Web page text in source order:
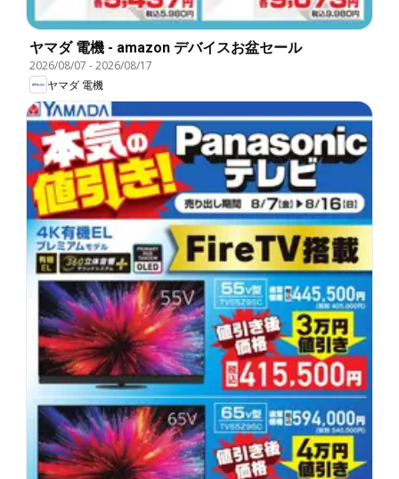
ヤマダ 電機 - amazon デバイスお盆セール
2026/08/07 -2026/08/17
ヤマダ 電機